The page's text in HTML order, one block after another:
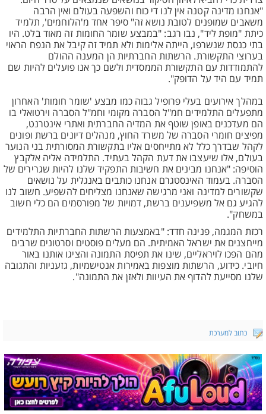
"אנחנו מדינה קטנה אין לנו די כוח והשפעה בעולם ואין הרבה
משאבים שמופנים לטובת נושא זה" סיפר אחד מ'הלוחמים', תלמיד
כיתת "מופת ליד", נבו רגב: "במבצע שומר החומות זה מאוד בלט. היו
בתי כנסת שנשרפו, הייתה אלימות ולא תמיד זה קיבל את הנפח הראוי
בערוצי התקשורת. הרשתות החברתיות הן המענה ההולם
להתמודדות עם התקשורת הממסדית ולשם כך אנו פועלים להיות שם
תמיד עם היד על הדופק".
במהלך אירועים בעלי פרופיל גבוה כמו מבצע 'שומר חומות' האחרון
מתפעלים התלמידים חמ"ל הסברה מקומי וחמ"ל הסברה וירטואלי בו
הם מעדכנים באופן שוטף את המדיה החברתית ואתרי אינטרנט,
מפיצים חומרי הסברה של משרד החוץ, מנהלים דיונים ברשת ופונים
לקהל שבדרך כלל לא מתייחסים אליו בתקשורת המסורתית בני הנוער
בעולם, אלו שיעצבו את דעת הקהל בעתיד. התלמידה אליה אלקבץ
הוסיפה: "אנחנו מבינים את חשיבות התפקיד שלנו להיות שגרירים של
הסברה. בעמוד האינסטגרם אנחנו כותבים באנגלית על נושאים
שקשורים למדינה ואני מרגישה שאנחנו מצליחים להשפיע. חשוב לנו
להגיע גם אל משפיענים ברשת, דמויות של מפורסמים הם כלי חשוב
במשחק".
רכזת המגמה, פנינה חדד: "באמצעות הרשתות החברתיות התלמידים
מייחצנים את ישראל האמיתית. הם מעלים פוסטים וסרטונים שרבים
מהם הפכו לויראליים, שינו את תפיסת התמונה והציגו אותנו באור
חיובי. כידוע, הרשתות מוצפות באמירות אנטישמיות, גזעניות והתגובה
שלנו מסייעת להדוף את העיוות ולאזן את התמונה".
כתוב למערכת